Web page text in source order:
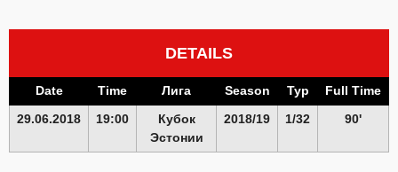
DETAILS
Date Time Лига Season Тур
Full Time
29.06.2018
19:00
Кубок
Эстонии
2018/19 1/32 90'